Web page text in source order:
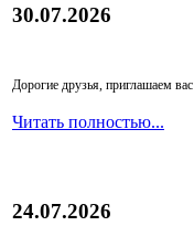
30.07.2026
Дорогие друзья, приглашаем
Читать полностью...
24.07.2026